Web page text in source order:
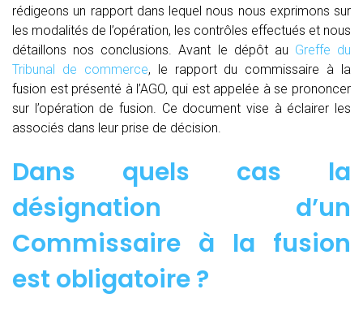
rédigeons un rapport dans lequel nous nous exprimons sur
les modalités de l’opération, les contrôles effectués et nous
détaillons nos conclusions. Avant le dépôt au Greffe du
Tribunal de commerce, le rapport du commissaire à la
fusion est présenté à l’AGO, qui est appelée à se prononcer
sur l’opération de fusion. Ce document vise à éclairer les
associés dans leur prise de décision.
Dans quels cas la
désignation d’un
Commissaire à la fusion
est obligatoire ?